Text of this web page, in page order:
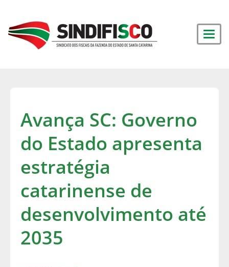
Avança SC: Governo
do Estado apresenta
estratégia
catarinense de
desenvolvimento até
2035